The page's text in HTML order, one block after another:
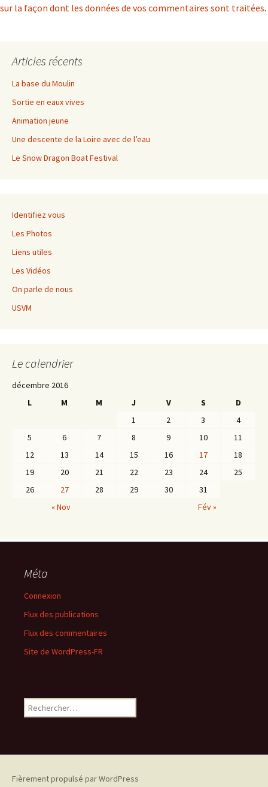
sur la façon dont les données de vos commentaires sont traitées.
Articles récents
La base du Moulin
Sortie en eaux vives
Animation jeune
Une descente de la Loire avec de l’eau
Le Snow Dragon Boat Festival
Identifiez vous
Les Photos
Liens utiles
Les Vidéos
On parle de nous
USVM
Le calendrier
décembre 2016
L
M M J V S
D
1
2 3
4
5
6 7 8 9 10
11
12
13 14 15 16 17
18
19
20 21 22 23 24
25
26
27 28 29 30
31
« Nov
Fév »
Méta
Connexion
Flux des publications
Flux des commentaires
Site de WordPress-FR
Rechercher :
Fièrement propulsé par WordPress